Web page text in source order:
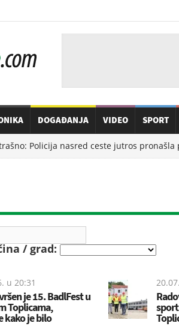
DOGAĐANJA VIDEO SPORT
Policija nasred ceste jutros pronašla
/ grad:
u 20:31
je 15. BadlFest u
Toplicama,
kako je bilo